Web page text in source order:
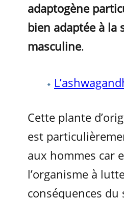
adaptogène
bien adaptée à la
masculine.
Cette plante
est
aux hommes car
l’organisme à
conséquences du